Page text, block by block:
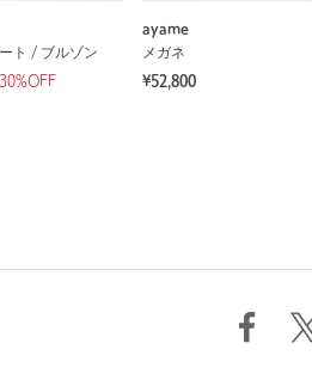
ト / ブルゾン
30%OFF
ayame
メガネ
¥52,800